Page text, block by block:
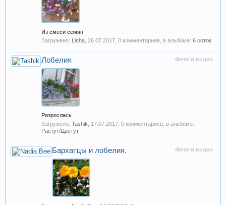
Из смеси семян
Загружено: Lisha 26.07.2017 , 0 комментариев, в альбоме: 6 соток
Фото и видео
Лобелия
Разрослась
Загружено: Tashik 17.07.2017 , 0 комментариев, в альбоме:
Растут/Цветут
Фото и видео
Бархатцы и лобелия.